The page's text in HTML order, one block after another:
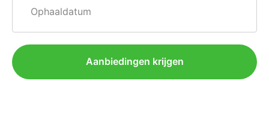
Ophaaldatum
Aanbiedingen krijgen